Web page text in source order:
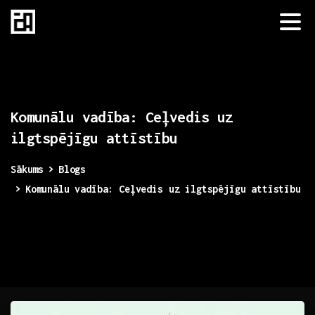
Komunālu vadība: Ceļvedis uz
ilgtspējīgu attīstību
Sākums
Blogs
Komunālu vadība: Ceļvedis uz ilgtspējīgu attīstību